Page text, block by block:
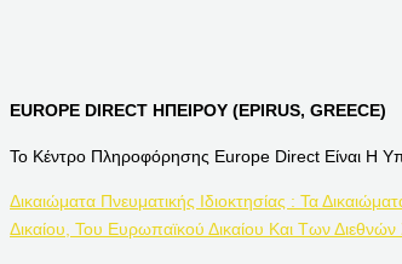
EUROPE DIRECT ΗΠΕΙΡΟΥ (EPIRUS, GREECE)
Το Κέντρο Πληροφόρησης Europe Direct Είναι Η
Δικαιώματα Πνευματικής Ιδιοκτησίας : Τα
Δικαίου, Του Ευρωπαϊκού Δικαίου Και Των